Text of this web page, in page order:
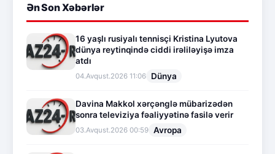
Ən Son Xəbərlər
16 yaşlı rusiyalı tennisçi Kristina Lyutova
dünya reytinqində ciddi irəliləyişə imza
atdı
04.Avqust.2026 11:06 Dünya
Davina Makkol xərçənglə mübarizədən
sonra televiziya fəaliyyətinə fasilə verir
03.Avqust.2026 00:59 Avropa